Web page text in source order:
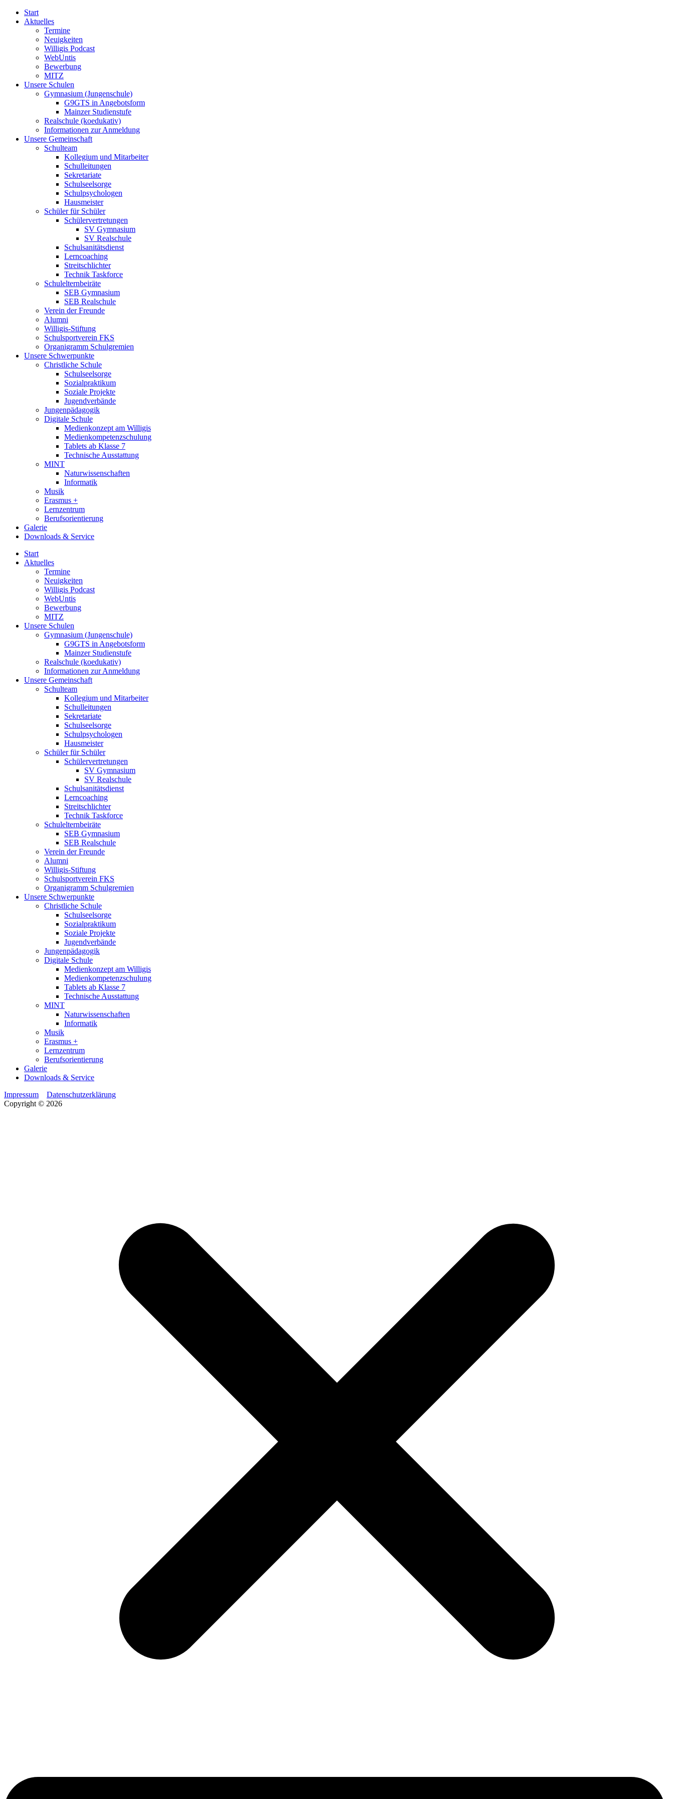
Start
Aktuelles
Termine
Neuigkeiten
Willigis Podcast
WebUntis
Bewerbung
MITZ
Unsere Schulen
Gymnasium (Jungenschule)
G9GTS in Angebotsform
Mainzer Studienstufe
Realschule (koedukativ)
Informationen zur Anmeldung
Unsere Gemeinschaft
Schulteam
Kollegium und Mitarbeiter
Schulleitungen
Sekretariate
Schulseelsorge
Schulpsychologen
Hausmeister
Schüler für Schüler
Schülervertretungen
SV Gymnasium
SV Realschule
Schulsanitätsdienst
Lerncoaching
Streitschlichter
Technik Taskforce
Schulelternbeiräte
SEB Gymnasium
SEB Realschule
Verein der Freunde
Alumni
Willigis-Stiftung
Schulsportverein FKS
Organigramm Schulgremien
Unsere Schwerpunkte
Christliche Schule
Schulseelsorge
Sozialpraktikum
Soziale Projekte
Jugendverbände
Jungenpädagogik
Digitale Schule
Medienkonzept am Willigis
Medienkompetenzschulung
Tablets ab Klasse 7
Technische Ausstattung
MINT
Naturwissenschaften
Informatik
Musik
Erasmus +
Lernzentrum
Berufsorientierung
Galerie
Downloads & Service
Start
Aktuelles
Termine
Neuigkeiten
Willigis Podcast
WebUntis
Bewerbung
MITZ
Unsere Schulen
Gymnasium (Jungenschule)
G9GTS in Angebotsform
Mainzer Studienstufe
Realschule (koedukativ)
Informationen zur Anmeldung
Unsere Gemeinschaft
Schulteam
Kollegium und Mitarbeiter
Schulleitungen
Sekretariate
Schulseelsorge
Schulpsychologen
Hausmeister
Schüler für Schüler
Schülervertretungen
SV Gymnasium
SV Realschule
Schulsanitätsdienst
Lerncoaching
Streitschlichter
Technik Taskforce
Schulelternbeiräte
SEB Gymnasium
SEB Realschule
Verein der Freunde
Alumni
Willigis-Stiftung
Schulsportverein FKS
Organigramm Schulgremien
Unsere Schwerpunkte
Christliche Schule
Schulseelsorge
Sozialpraktikum
Soziale Projekte
Jugendverbände
Jungenpädagogik
Digitale Schule
Medienkonzept am Willigis
Medienkompetenzschulung
Tablets ab Klasse 7
Technische Ausstattung
MINT
Naturwissenschaften
Informatik
Musik
Erasmus +
Lernzentrum
Berufsorientierung
Galerie
Downloads & Service
Impressum
Datenschutzerklärung
Copyright © 2026